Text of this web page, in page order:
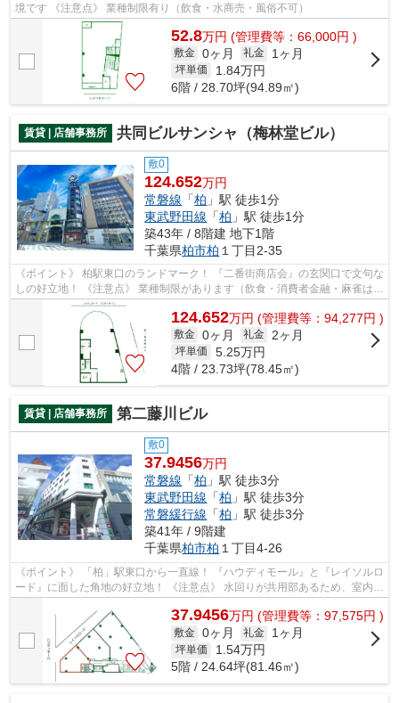
境です 《注意点》 業種制限有り（飲食・水商売・風俗不可）
52.8万円 (管理費等：66,000円 )
敷金 0ヶ月 礼金 1ヶ月
坪単価 1.84万円
6階 / 28.70坪(94.89㎡)
賃貸 | 店舗事務所 共同ビルサンシャ（梅林堂ビル）
敷0
124.652万円
常磐線 「柏 」駅 徒歩1分
東武野田線 「柏 」駅 徒歩1分
築43年 / 8階建 地下1階
千葉県柏市柏 １丁目2-35
《ポイント》 柏駅東口のランドマーク！ 『二番街商店会』の玄関口で文句な
しの好立地！ 《注意点》 業種制限があります（飲食・消費者金融・麻雀は不
124.652万円 (管理費等：94,277円 )
敷金 0ヶ月 礼金 2ヶ月
坪単価 5.25万円
4階 / 23.73坪(78.45㎡)
賃貸 | 店舗事務所 第二藤川ビル
敷0
37.9456万円
常磐線 「柏 」駅 徒歩3分
東武野田線 「柏 」駅 徒歩3分
常磐緩行線 「柏 」駅 徒歩3分
築41年 / 9階建
千葉県柏市柏 １丁目4-26
《ポイント》 「柏」駅東口から一直線！ 『ハウディモール』と『レイソルロ
ード』に面した角地の好立地！ 《注意点》 水回りが共用部あるため、室内へ
37.9456万円 (管理費等：97,575円 )
敷金 0ヶ月 礼金 1ヶ月
坪単価 1.54万円
5階 / 24.64坪(81.46㎡)